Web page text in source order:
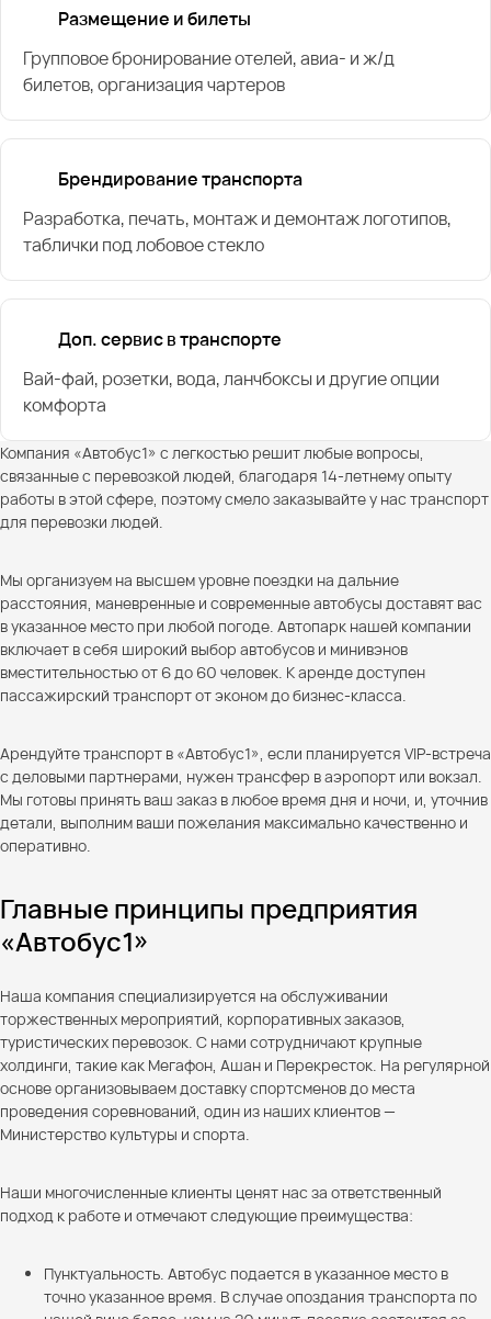
Размещение и билеты
Групповое бронирование отелей, авиа- и ж/д
билетов, организация чартеров
Брендирование транспорта
Разработка, печать, монтаж и демонтаж логотипов,
таблички под лобовое стекло
Доп. сервис в транспорте
Вай-фай, розетки, вода, ланчбоксы и другие опции
комфорта
Компания «Автобус1» с легкостью решит любые вопросы,
связанные с перевозкой людей, благодаря 14-летнему опыту
работы в этой сфере, поэтому смело заказывайте у нас транспорт
для перевозки людей.
Мы организуем на высшем уровне поездки на дальние
расстояния, маневренные и современные автобусы доставят вас
в указанное место при любой погоде. Автопарк нашей компании
включает в себя широкий выбор автобусов и минивэнов
вместительностью от 6 до 60 человек. К аренде доступен
пассажирский транспорт от эконом до бизнес-класса.
Арендуйте транспорт в «Автобус1», если планируется VIP-встреча
с деловыми партнерами, нужен трансфер в аэропорт или вокзал.
Мы готовы принять ваш заказ в любое время дня и ночи, и, уточнив
детали, выполним ваши пожелания максимально качественно и
оперативно.
Главные принципы предприятия
«Автобус1»
Наша компания специализируется на обслуживании
торжественных мероприятий, корпоративных заказов,
туристических перевозок. С нами сотрудничают крупные
холдинги, такие как Мегафон, Ашан и Перекресток. На регулярной
основе организовываем доставку спортсменов до места
проведения соревнований, один из наших клиентов —
Министерство культуры и спорта.
Наши многочисленные клиенты ценят нас за ответственный
подход к работе и отмечают следующие преимущества:
Пунктуальность. Автобус подается в указанное место в
точно указанное время. В случае опоздания транспорта по